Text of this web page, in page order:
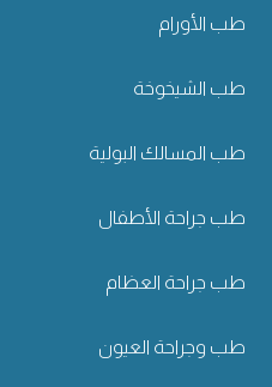
طب الأورام
طب الشيخوخة
طب المسالك البولية
طب جراحة الأطفال
طب جراحة العظام
طب وجراحة العيون